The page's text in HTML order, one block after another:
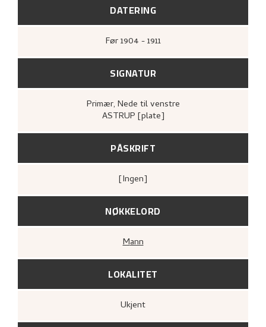
DATERING
Før1904 - 1911
SIGNATUR
Primær, Nede til venstre
ASTRUP [plate]
PÅSKRIFT
[ingen]
NØKKELORD
Mann
LOKALITET
Ukjent